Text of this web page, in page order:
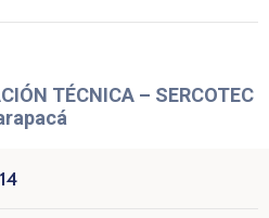
TÉCNICA – SERCOTEC